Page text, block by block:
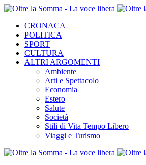
CRONACA
POLITICA
SPORT
CULTURA
ALTRI ARGOMENTI
Ambiente
Arti e Spettacolo
Economia
Estero
Salute
Società
Stili di Vita Tempo Libero
Viaggi e Turismo